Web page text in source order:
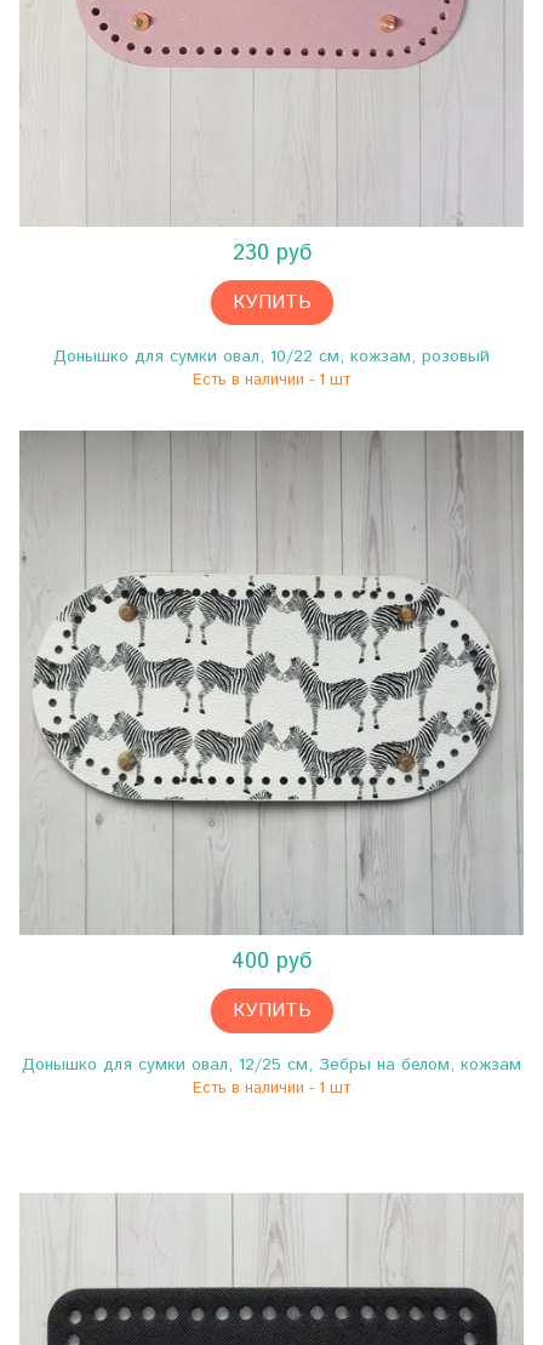
230 руб
КУПИТЬ
Донышко для сумки овал, 10/22 см, кожзам, розовый
Есть в наличии - 1 шт
400 руб
КУПИТЬ
Донышко для сумки овал, 12/25 см, Зебры на белом, кожзам
Есть в наличии - 1 шт